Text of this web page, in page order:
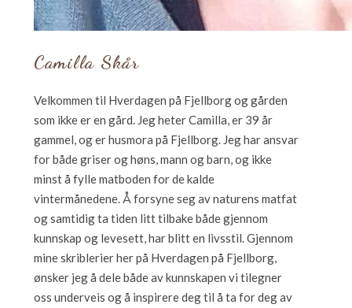
Camilla Skår
Velkommen til Hverdagen på Fjellborg og gården
som ikke er en gård. Jeg heter Camilla, er 39 år
gammel, og er husmora på Fjellborg. Jeg har ansvar
for både griser og høns, mann og barn, og ikke
minst å fylle matboden for de kalde
vintermånedene. Å forsyne seg av naturens matfat
og samtidig ta tiden litt tilbake både gjennom
kunnskap og levesett, har blitt en livsstil. Gjennom
mine skriblerier her på Hverdagen på Fjellborg,
ønsker jeg å dele både av kunnskapen vi tilegner
oss underveis og å inspirere deg til å ta for deg av